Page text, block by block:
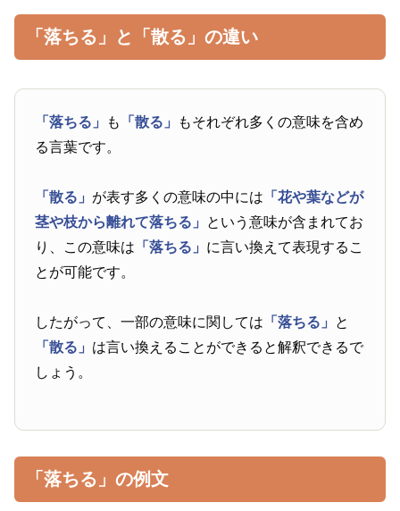
「落ちる」と「散る」の違い
「落ちる」 も 「散る」
もそれぞれ多くの意味を含め
る言葉です。
「散る」 が表す多くの意味の中には 「花や葉などが
茎や枝から離れて落ちる」 という意味が含まれてお
り、この意味は 「落ちる」 に言い換えて表現するこ
とが可能です。
したがって、一部の意味に関しては 「落ちる」 と
「散る」 は言い換えることができると解釈できるで
しょう。
「落ちる」の例文